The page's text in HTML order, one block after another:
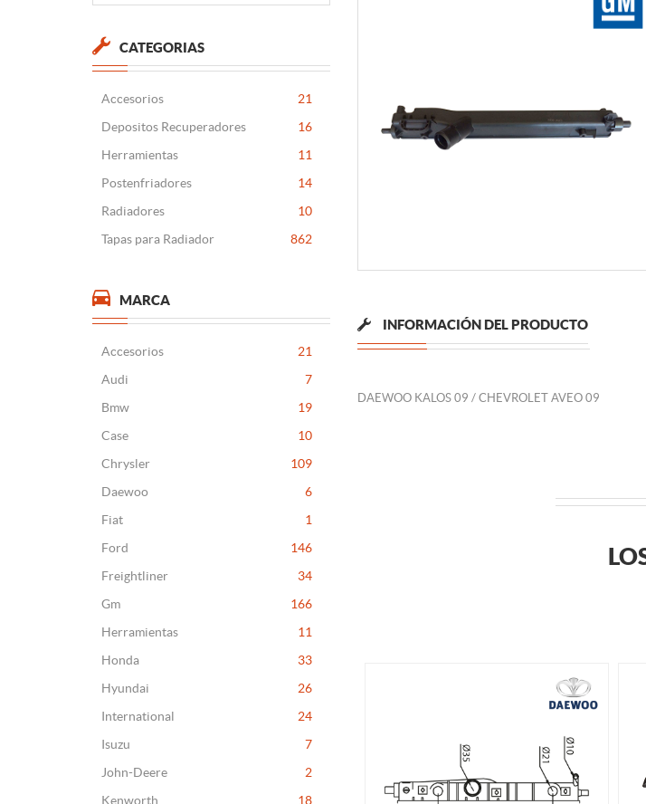
CATEGORIAS
Accesorios
21
Depositos Recuperadores
16
Herramientas
11
Postenfriadores
14
Radiadores
10
Tapas para Radiador
862
MARCA
Accesorios
21
Audi
7
Bmw
19
Case
10
Chrysler
109
Daewoo
6
Fiat
1
Ford
146
Freightliner
34
Gm
166
Herramientas
11
Honda
33
Hyundai
26
International
24
Isuzu
7
John-Deere
2
Kenworth
18
INFORMACIÓN DEL PRODUCTO
DAEWOO KALOS 09 / CHEVROLET AVEO 09